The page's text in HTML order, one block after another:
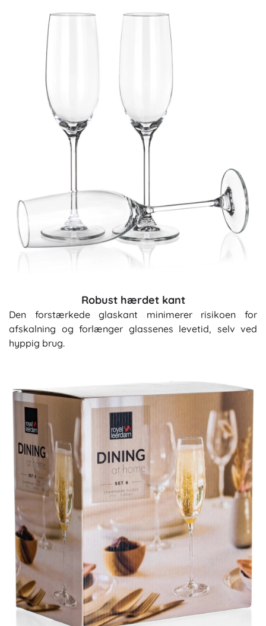
Robust hærdet kant
Den forstærkede glaskant minimerer risikoen for
afskalning og forlænger glassenes levetid, selv ved
hyppig brug.